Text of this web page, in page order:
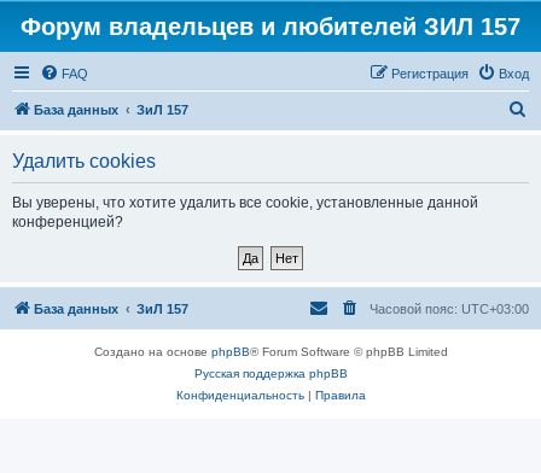
Форум владельцев и любителей ЗИЛ 157
FAQ Вход
Регистрация
База данных ЗиЛ 157
Удалить cookies
Вы уверены, что хотите удалить все cookie, установленные данной
конференцией?
База данных ЗиЛ 157 Часовой пояс: UTC+03:00
Создано на основе phpBB® Forum Software © phpBB Limited
Русская поддержка phpBB
Конфиденциальность| Правила